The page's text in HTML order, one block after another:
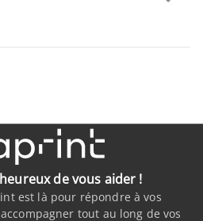
de vous aider !
est là pour répondre à vos
tout au long de vos